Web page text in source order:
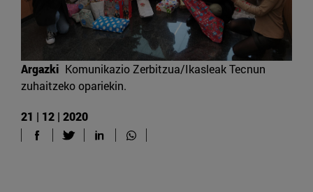
Argazki Komunikazio Zerbitzua/Ikasleak Tecnun
zuhaitzeko opariekin.
21 | 12 | 2020